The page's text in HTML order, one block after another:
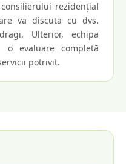
rezidențial
va discuta cu dvs.
Ulterior, echipa
o evaluare completă
potrivit.